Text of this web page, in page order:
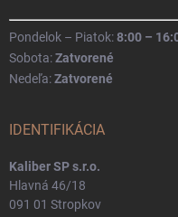
Pondelok – Piatok:8:00 –
Sobota:Zatvorené
Nedeľa:Zatvorené
IDENTIFIKÁCIA
Kaliber SP s.r.o.
Hlavná 46/18
091 01 Stropkov